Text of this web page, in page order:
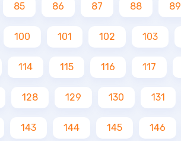
85 86 87 88 89
100 101 102 103
114 115 116 117
128 129 130 131
143 144 145 146